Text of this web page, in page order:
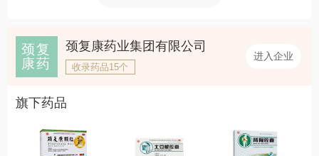
颈复
康药
颈复康药业集团有限公司
收录药品15个
进入企业
旗下药品